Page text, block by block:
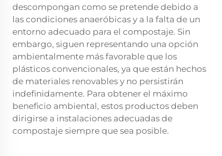
descompongan como se pretende debido a
las condiciones anaeróbicas y a la falta de un
entorno adecuado para el compostaje. Sin
embargo, siguen representando una opción
ambientalmente más favorable que los
plásticos convencionales, ya que están hechos
de materiales renovables y no persistirán
indefinidamente. Para obtener el máximo
beneficio ambiental, estos productos deben
dirigirse a instalaciones adecuadas de
compostaje siempre que sea posible.